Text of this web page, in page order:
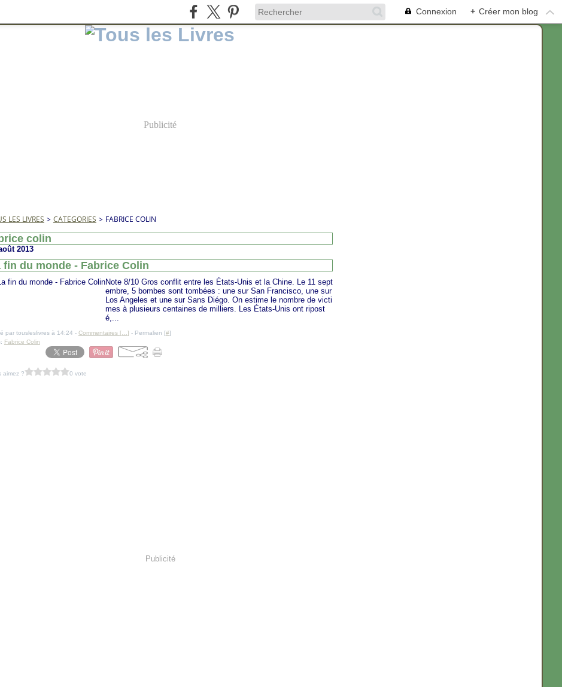
Connexion + Créer mon blog
Publicité
LES LIVRES > CATEGORIES > FABRICE COLIN
colin
2013
fin du monde - Fabrice Colin
Note 8/10 Gros conflit entre les États-Unis et la Chine. Le 11 sept
embre, 5 bombes sont tombées : une sur San Francisco, une sur
Los Angeles et une sur Sans Diégo. On estime le nombre de victi
mes à plusieurs centaines de milliers. Les États-Unis ont ripost
é,...
par tousleslivres à 14:24 - Commentaires [… ] - Permalien [#]
Fabrice Colin
aimez ? 0 vote
Publicité